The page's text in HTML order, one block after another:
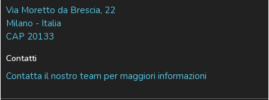
Via Moretto da Brescia, 22
Milano - Italia
CAP 20133
Contatti
Contatta il nostro team per maggiori informazioni